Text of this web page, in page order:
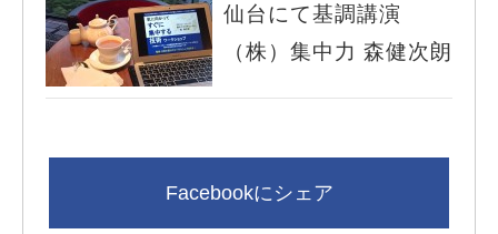
仙台にて基調講演
（株）集中力 森健次朗